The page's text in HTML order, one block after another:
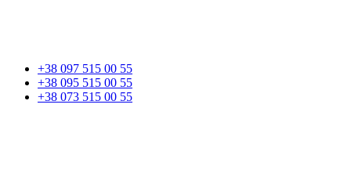
+38 097 515 00 55
+38 095 515 00 55
+38 073 515 00 55